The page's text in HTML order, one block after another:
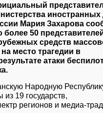
иностранных
Мария Захарова
более 50
средств
место трагедии в
атаки
Народную
19 государств,
регионов и медиа-